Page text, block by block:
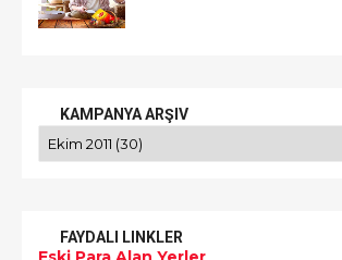
KAMPANYA ARŞIV
FAYDALI LINKLER